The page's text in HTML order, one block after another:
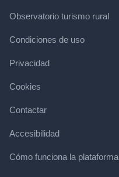
Observatorio turismo rural
Condiciones de uso
Privacidad
Cookies
Contactar
Accesibilidad
Cómo funciona la plataforma